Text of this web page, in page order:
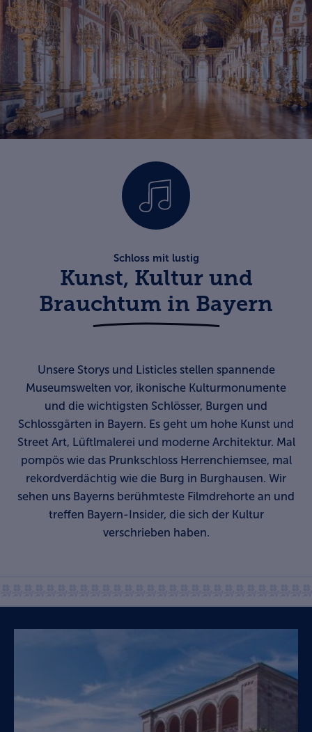
Schloss mit lustig
Kunst, Kultur und
Brauchtum in Bayern
Unsere Storys und Listicles stellen spannende
Museumswelten vor, ikonische Kulturmonumente
und die wichtigsten Schlösser, Burgen und
Schlossgärten in Bayern. Es geht um hohe Kunst und
Street Art, Lüftlmalerei und moderne Architektur. Mal
pompös wie das Prunkschloss Herrenchiemsee, mal
rekordverdächtig wie die Burg in Burghausen. Wir
sehen uns Bayerns berühmteste Filmdrehorte an und
treffen Bayern-Insider, die sich der Kultur
verschrieben haben.